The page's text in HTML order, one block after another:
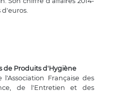
d'euros.
de Produits d'Hygiène
Française des
de l'Entretien et des